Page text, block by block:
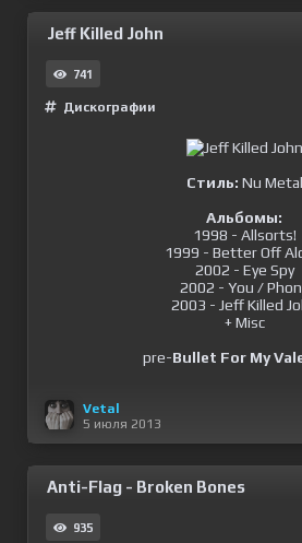
Jeff Killed John
741
Дискографии
Стиль: Nu Metal
Альбомы:
1998 - Allsorts!
1999 - Better Off
2002 - Eye Spy
2002 - You /
2003 - Jeff Killed
+ Misc
pre-Bullet For My
Vetal
5 июля 2013
Anti-Flag - Broken Bones
935